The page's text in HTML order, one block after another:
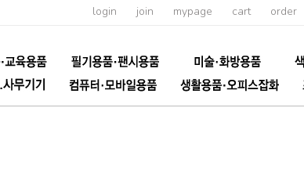
login join mypage cart order